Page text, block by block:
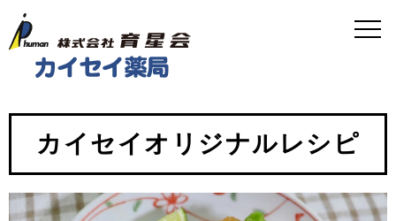
カイセイオリジナルレシピ